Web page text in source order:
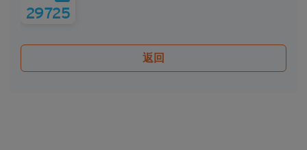
就每次發行的結構性產品而言，閣下應當細閱及瞭解
其任何增編）和相關補充上市文件所載有關發行人的
財務及其他資料。該等文件可在保薦人花旗環球金融
亞洲有限公司的辦事處索取，地址為香港中環花園道
29725
返回